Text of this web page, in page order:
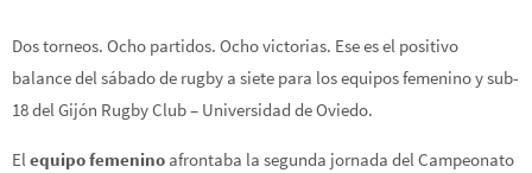
Dos torneos. Ocho partidos. Ocho victorias. Ese es el positivo
balance del sábado de rugby a siete para los equipos femenino y sub-
18 del Gijón Rugby Club – Universidad de Oviedo.
Elequipo femenino afrontaba la segunda jornada del Campeonato